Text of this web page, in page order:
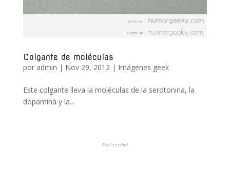
Colgante de moléculas
por admin | Nov 29, 2012 | Imágenes geek
Este colgante lleva la moléculas de la serotonina, la
dopamina y la...
Publicidad